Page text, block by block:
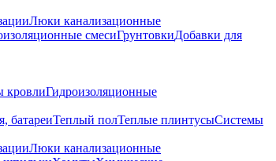
Люки канализационные
смесиГрунтовкиДобавки для
кровлиГидроизоляционные
батареиТеплый полТеплые плинтусыСистемы
Люки канализационные